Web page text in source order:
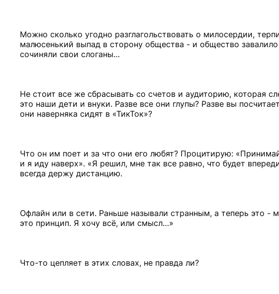
Можно сколько угодно разглагольствовать о милосердии,
малюсенький выпад в сторону общества - и общество
сочиняли свои слоганы…
Не стоит все же сбрасывать со счетов и аудиторию, которая
это наши дети и внуки. Разве все они глупы? Разве вы
они наверняка сидят в «ТикТок»?
Что он им поет и за что они его любят? Процитирую:
и я иду наверх». «Я решил, мне так все равно, что будет
всегда держу дистанцию.
Офлайн или в сети. Раньше называли странным, а теперь это
это принцип. Я хочу всё, или смысл…»
Что-то цепляет в этих словах, не правда ли?